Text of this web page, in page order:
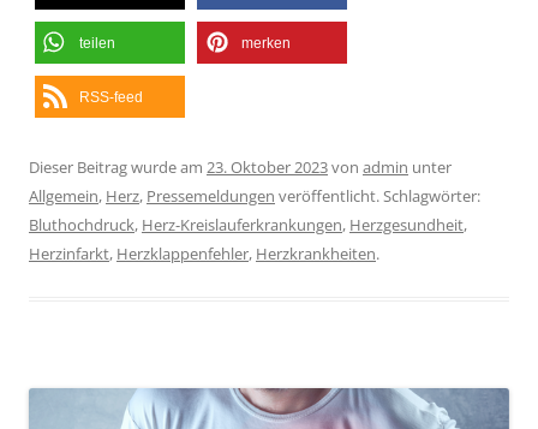
teilen merken
RSS-feed
Dieser Beitrag wurde am 23. Oktober 2023von admin unter
Allgemein, Herz, Pressemeldungen veröffentlicht. Schlagwörter:
Bluthochdruck, Herz-Kreislauferkrankungen, Herzgesundheit,
Herzinfarkt, Herzklappenfehler, Herzkrankheiten.